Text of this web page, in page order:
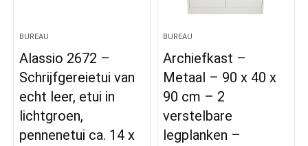
BUREAU
Alassio 2672 –
Schrijfgereietui van
echt leer, etui in
lichtgroen,
pennenetui ca. 14 x
BUREAU
Archiefkast –
Metaal – 90 x 40 x
90 cm – 2
verstelbare
legplanken –